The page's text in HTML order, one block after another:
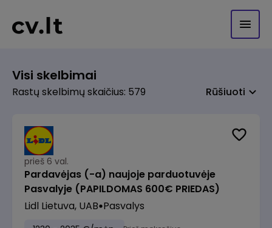
Visi skelbimai
Rastų skelbimų skaičius: 579 Rūšiuoti
prieš 6 val.
Pardavėjas (-a) naujoje parduotuvėje
Pasvalyje (PAPILDOMAS 600€ PRIEDAS)
Lidl Lietuva, UAB Pasvalys